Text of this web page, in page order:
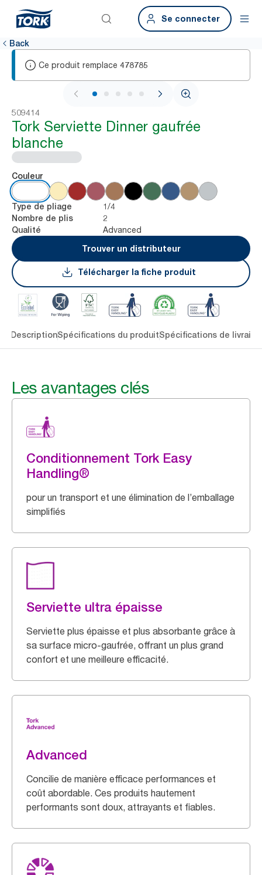
Se connecter
Back
Ce produit remplace 478785
1 / 6
509414
Tork Serviette Dinner gaufrée
blanche
Couleur
Type de pliage 1/4
Nombre de plis 2
Qualité
Advanced
Trouver un distributeur
Télécharger la fiche produit
DescriptionSpécifications du produitSpécifications de
Les avantages clés
Conditionnement Tork Easy
Handling®
pour un transport et une élimination de l’emballage
simplifiés
Serviette ultra épaisse
Serviette plus épaisse et plus absorbante grâce à
sa surface micro-gaufrée, offrant un plus grand
confort et une meilleure efficacité.
Advanced
Concilie de manière efficace performances et
coût abordable. Ces produits hautement
performants sont doux, attrayants et fiables.